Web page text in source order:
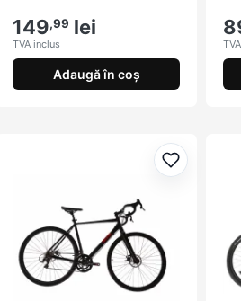
149,99 lei
TVA inclus
Adaugă în coș
Adaugă la